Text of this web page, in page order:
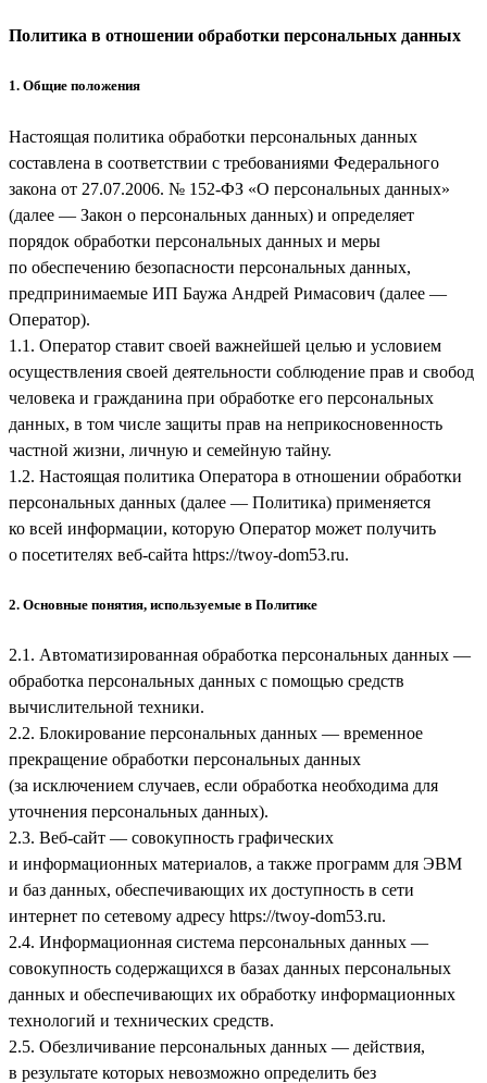
Политика в отношении обработки персональных данных
1. Общие положения
Настоящая политика обработки персональных данных
составлена в соответствии с требованиями Федерального
закона от 27.07.2006. № 152-ФЗ «О персональных данных»
(далее — Закон о персональных данных) и определяет
порядок обработки персональных данных и меры
по обеспечению безопасности персональных данных,
предпринимаемые ИП Баужа Андрей Римасович (далее —
Оператор).
1.1. Оператор ставит своей важнейшей целью и условием
осуществления своей деятельности соблюдение прав и свобод
человека и гражданина при обработке его персональных
данных, в том числе защиты прав на неприкосновенность
частной жизни, личную и семейную тайну.
1.2. Настоящая политика Оператора в отношении обработки
персональных данных (далее — Политика) применяется
ко всей информации, которую Оператор может получить
о посетителях веб-сайта https://twoy-dom53.ru.
2. Основные понятия, используемые в Политике
2.1. Автоматизированная обработка персональных данных —
обработка персональных данных с помощью средств
вычислительной техники.
2.2. Блокирование персональных данных — временное
прекращение обработки персональных данных
(за исключением случаев, если обработка необходима для
уточнения персональных данных).
2.3. Веб-сайт — совокупность графических
и информационных материалов, а также программ для ЭВМ
и баз данных, обеспечивающих их доступность в сети
интернет по сетевому адресу https://twoy-dom53.ru.
2.4. Информационная система персональных данных —
совокупность содержащихся в базах данных персональных
данных и обеспечивающих их обработку информационных
технологий и технических средств.
2.5. Обезличивание персональных данных — действия,
в результате которых невозможно определить без